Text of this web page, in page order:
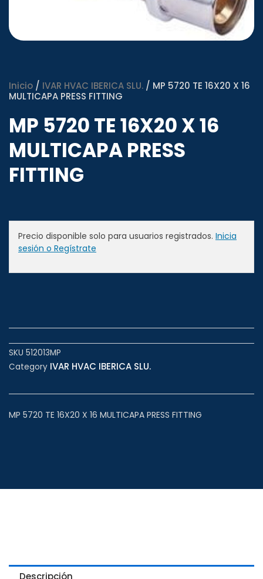
Inicio / IVAR HVAC IBERICA SLU. / MP 5720 TE 16X20 X 16
MULTICAPA PRESS FITTING
MP 5720 TE 16X20 X 16
MULTICAPA PRESS
FITTING
Precio disponible solo para usuarios registrados. Inicia
sesión o Regístrate
SKU 512013MP
Category IVAR HVAC IBERICA SLU.
MP 5720 TE 16X20 X 16 MULTICAPA PRESS FITTING
Descripción